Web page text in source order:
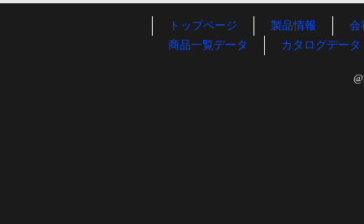
トップページ 製品情報
会
商品一覧データ
カタログデータ